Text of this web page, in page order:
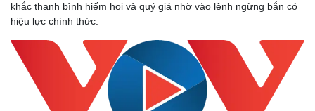
khắc thanh bình hiếm hoi và quý giá nhờ vào lệnh ngừng bắn có
hiệu lực chính thức.